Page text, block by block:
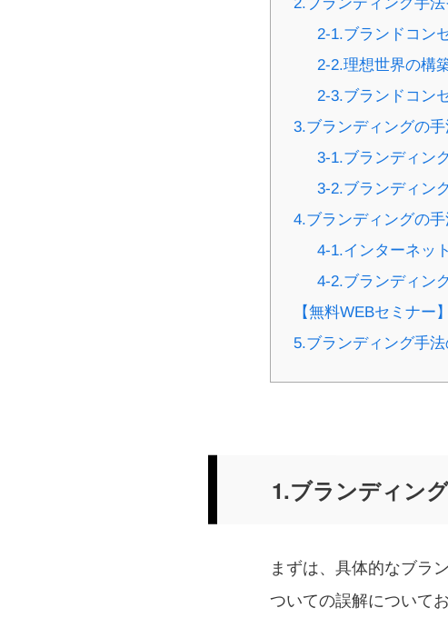
2-1.ブランドコン
2-2.理想世界の構
2-3.ブランドコン
3.ブランディングの
3-1.ブランディン
3-2.ブランディン
4.ブランディングの
4-1.インターネッ
4-2.ブランディン
【無料WEBセミナー
5.ブランディング手
1.ブランディン
まずは、具体的なブラ
ついての誤解について